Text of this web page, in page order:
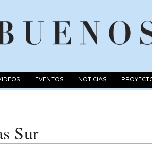
EVENTOS NOTICIAS
Sur